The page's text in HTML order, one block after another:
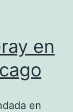
en
en